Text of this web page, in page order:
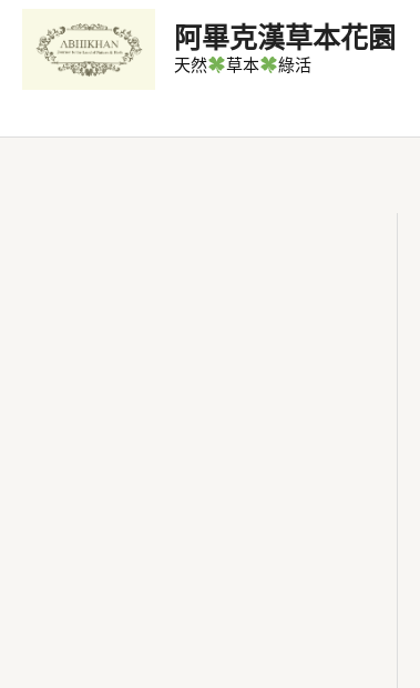
阿畢克漢草本花園
天然 草本 綠活